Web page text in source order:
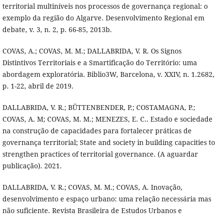
territorial multiníveis nos processos de governança regional: o
exemplo da região do Algarve. Desenvolvimento Regional em
debate, v. 3, n. 2, p. 66-85, 2013b.
COVAS, A.; COVAS, M. M.; DALLABRIDA, V. R. Os Signos
Distintivos Territoriais e a Smartificação do Território: uma
abordagem exploratória. Biblio3W, Barcelona, v. XXIV, n. 1.2682,
p. 1-22, abril de 2019.
DALLABRIDA, V. R.; BÜTTENBENDER, P.; COSTAMAGNA, P.;
COVAS, A. M; COVAS, M. M.; MENEZES, E. C.. Estado e sociedade
na construção de capacidades para fortalecer práticas de
governança territorial; State and society in building capacities to
strengthen practices of territorial governance. (A aguardar
publicação). 2021.
DALLABRIDA, V. R.; COVAS, M. M.; COVAS, A. Inovação,
desenvolvimento e espaço urbano: uma relação necessária mas
não suficiente. Revista Brasileira de Estudos Urbanos e